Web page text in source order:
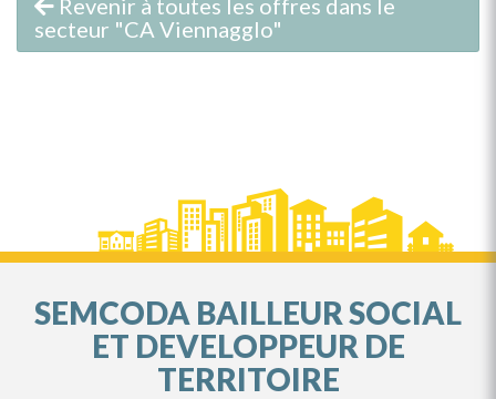
Revenir à toutes les offres dans le
secteur "CA Viennagglo"
SEMCODA BAILLEUR SOCIAL
ET DEVELOPPEUR DE
TERRITOIRE